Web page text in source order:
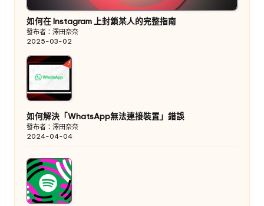
如何在 Instagram 上封鎖某人的完整指南
發布者：澤田奈奈
2025-03-02
如何解決「WhatsApp無法連接裝置」錯誤
發布者：澤田奈奈
2024-04-04